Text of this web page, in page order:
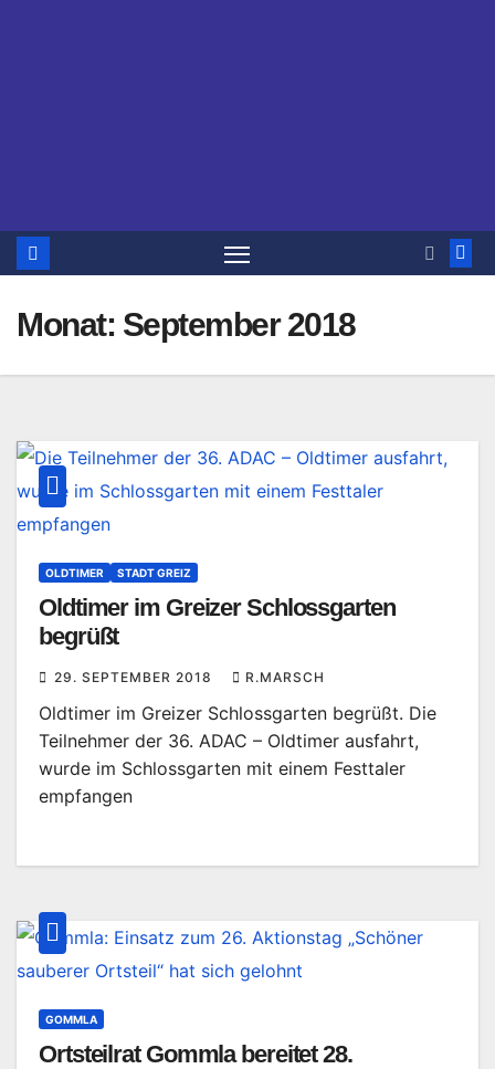
Monat: September 2018
OLDTIMER STADT GREIZ
Oldtimer im Greizer Schlossgarten
begrüßt
29. SEPTEMBER 2018 R.MARSCH
Oldtimer im Greizer Schlossgarten begrüßt. Die
Teilnehmer der 36. ADAC – Oldtimer ausfahrt,
wurde im Schlossgarten mit einem Festtaler
empfangen
GOMMLA
Ortsteilrat Gommla bereitet 28.